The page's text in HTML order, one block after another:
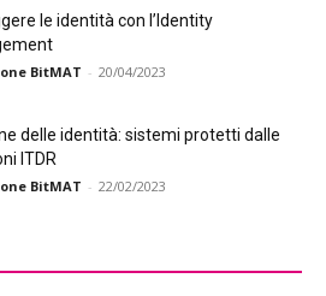
le identità con l’Identity
BitMAT - 20/04/2023
delle identità: sistemi protetti dalle
ITDR
BitMAT - 22/02/2023